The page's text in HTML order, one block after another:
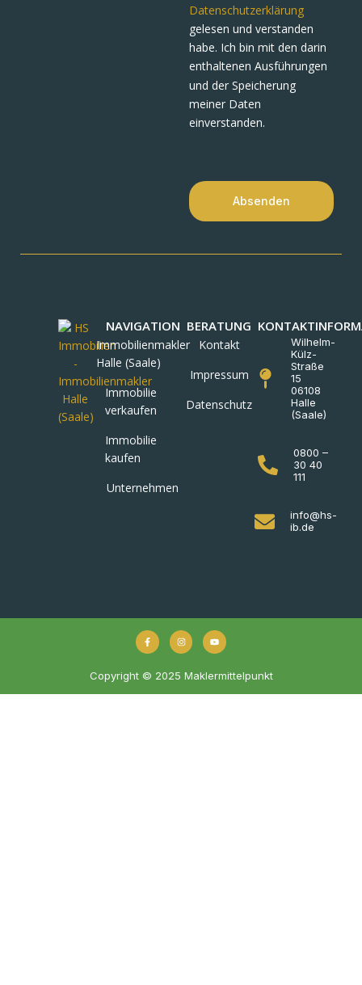
Datenschutzerklärung
gelesen und verstanden
habe. Ich bin mit den darin
enthaltenen Ausführungen
und der Speicherung
meiner Daten
einverstanden.
Absenden
NAVIGATION
Immobilienmakler
Halle (Saale)
Immobilie
verkaufen
Immobilie
kaufen
Unternehmen
BERATUNG
Kontakt
Impressum
Datenschutz
Wilhelm-
Külz-
Straße
15
06108
Halle
(Saale)
0800 –
30 40
111
info@hs-
ib.de
Copyright © 2025 Maklermittelpunkt